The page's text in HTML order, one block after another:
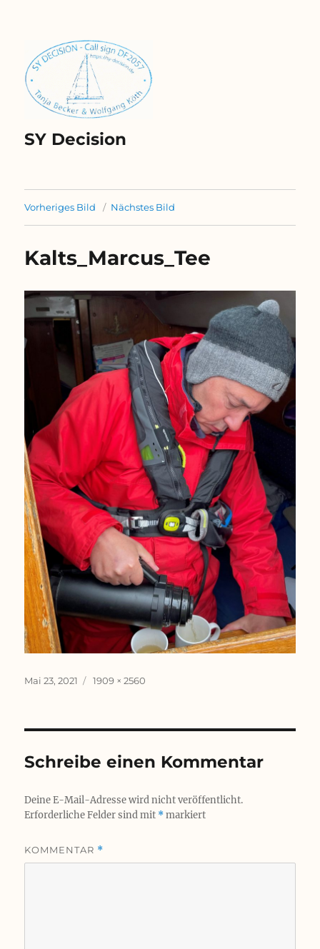
SY Decision
Vorheriges Bild Nächstes Bild
Kalts_Marcus_Tee
Veröffentlicht
Mai 23, 2021 Originalgröße
1909 × 2560
Schreibe einen Kommentar
Deine E-Mail-Adresse wird nicht veröffentlicht.
Erforderliche Felder sind mit *markiert
KOMMENTAR *